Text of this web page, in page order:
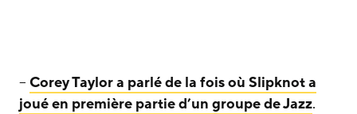
– Corey Taylor a parlé de la fois où Slipknot a
joué en première partie d’un groupe de Jazz.